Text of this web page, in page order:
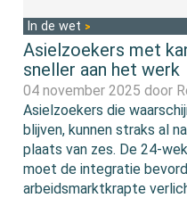
In de wet
Asielzoekers met
sneller aan het werk
04 november 2025 door
Asielzoekers die
blijven, kunnen straks al
plaats van zes. De 24-
moet de integratie
arbeidsmarktkrapte